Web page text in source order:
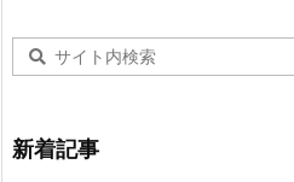
新着記事